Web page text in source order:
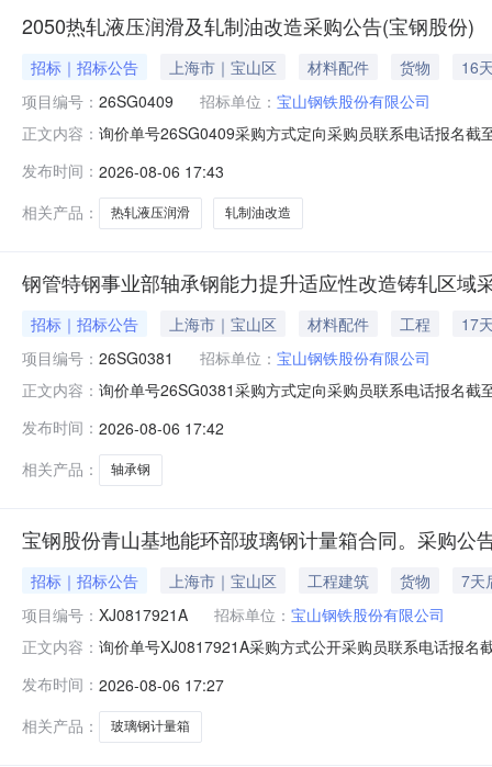
2050热轧液压润滑及轧制油改造采购公告(宝钢股份)
招标｜招标公告 上海市｜宝山区 材料配件 货物
16
项目编号： 26SG0409 招标单位： 宝山钢铁股份有限公司
正文内容： 询价单号26SG0409采购方式定向采购员联系电话报名
支撑辊平衡液压阀台；改造2#和3#卷取机共6套助卷辊
发布时间： 2026-08-06 17:43
相关产品：
热轧液压润滑 轧制油改造
钢管特钢事业部轴承钢能力提升适应性改造铸轧区域
招标｜招标公告 上海市｜宝山区 材料配件 工程
17
项目编号： 26SG0381 招标单位： 宝山钢铁股份有限公司
正文内容： 询价单号26SG0381采购方式定向采购员联系电话报名
款：钢管特钢事业部轴承钢能力提升适应性改造项目铸
发布时间： 2026-08-06 17:42
相关产品：
轴承钢
宝钢股份青山基地能环部玻璃钢计量箱合同。采购公
招标｜招标公告 上海市｜宝山区 工程建筑 货物
7天
项目编号： XJ0817921A 招标单位： 宝山钢铁股份有限公司
正文内容： 询价单号XJ0817921A采购方式公开采购员联系电话报
理;原始制造厂:无;部件号:无;2.0piece2026-10-
发布时间： 2026-08-06 17:27
相关产品：
玻璃钢计量箱